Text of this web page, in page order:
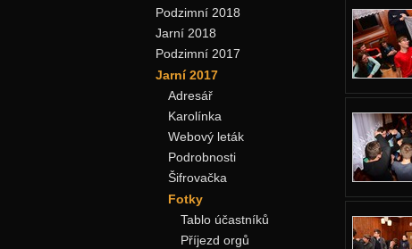
Podzimní 2018
Jarní 2018
Podzimní 2017
Jarní 2017
Adresář
Karolínka
Webový leták
Podrobnosti
Šifrovačka
Fotky
Tablo účastníků
Příjezd orgů